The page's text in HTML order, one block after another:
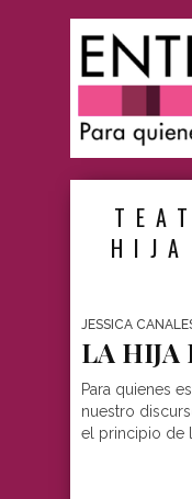
JESSICA
LA HIJA
Para quienes
nuestro
el principio de